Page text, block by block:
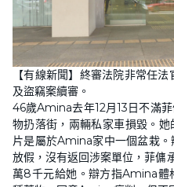
【有線新聞】終審法院非常任
及盜竊案續審。
46歲Amina去年12月13日不滿
物扔落街，兩輛私家車損毀。
片是屬於Amina家中一個盆栽
放假，沒有返回涉案單位，菲傭
萬8千元給她。辯方指Amina體